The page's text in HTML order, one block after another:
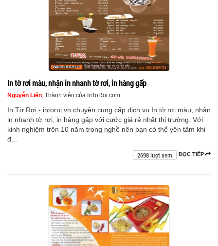
In tờ rơi màu, nhận in nhanh tờ rơi, in hàng gấp
Nguyễn Liên , Thành viên của InToRoi.com
In Tờ Rơi - intoroi.vn chuyên cung cấp dịch vụ In tờ rơi màu, nhận
in nhanh tờ rơi, in hàng gấp với cước giá rẻ nhất thị trường. Với
kinh nghiệm trên 10 năm trong nghề nên bạn có thể yên tâm khi
đ...
ĐỌC TIẾP
2698 lượt xem